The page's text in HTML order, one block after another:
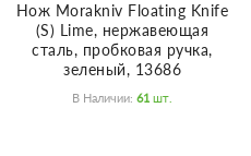
Нож Morakniv Floating Knife
(S) Lime, нержавеющая
сталь, пробковая ручка,
зеленый, 13686
В Наличии: 61 Шт.